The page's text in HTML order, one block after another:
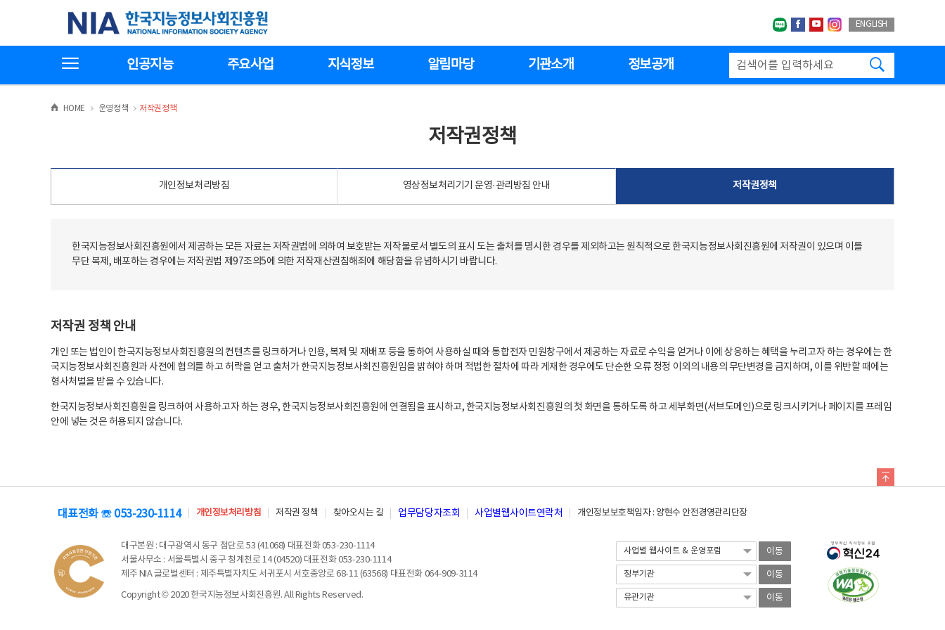
기
한국지능정보사회진흥원
네이버블로그
페이스북
유투브인스타그랩
ENGLISH
인공지능 주요사업 지식정보 알림마당 기관소개 정보공개
HOME >운영정책 >
저작권정책
저작권정책
개인정보처리방침 영상정보처리기기 운영·관리방침 안내 저작권정책
한국지능정보사회진흥원에서 제공하는 모든 자료는 저작권법에 의하여 보호받는 저작물로서 별도의 표시 도는 출처를 명시한 경우를 제외하고는 원칙적으로 한국지능정보사회진흥원에 저작권이 있으며 이를
무단 복제, 배포하는 경우에는 저작권법 제97조의5에 의한 저작재산권침해죄에 해당함을 유념하시기 바랍니다.
저작권 정책 안내
개인 또는 법인이 한국지능정보사회진흥원의 컨텐츠를 링크하거나 인용, 복제 및 재배포 등을 통하여 사용하실 때와 통합전자 민원창구에서 제공하는 자료로 수익을 얻거나 이에 상응하는 혜택을 누리고자 하는 경우에는 한
국지능정보사회진흥원과 사전에 협의를 하고 허락을 얻고 출처가 한국지능정보사회진흥원임을 밝혀야 하며 적법한 절차에 따라 게재한 경우에도 단순한 오류 정정 이외의 내용의 무단변경을 금지하며, 이를 위반할 때에는
형사처벌을 받을 수 있습니다.
한국지능정보사회진흥원을 링크하여 사용하고자 하는 경우, 한국지능정보사회진흥원에 연결됨을 표시하고, 한국지능정보사회진흥원의 첫 화면을 통하도록 하고 세부화면(서브도메인)으로 링크시키거나 페이지를 프레임
안에 넣는 것은 허용되지 않습니다.
대표전화 ☏ 053-230-1114 개인정보처리방침 저작권 정책 찾아오시는 길 업무담당자조회 사업별웹사이트연락처 개인정보보호책임자 : 양현수 안전경영관리단장
대구본원 : 대구광역시 동구 첨단로 53 (41068) 대표전화 053-230-1114
서울사무소 : 서울특별시 중구 청계천로 14 (04520) 대표전화 053-230-1114
제주 NIA 글로벌센터 : 제주특별자치도 서귀포시 서호중앙로 68-11 (63568) 대표전화 064-909-3114
Copyright © 2020 한국지능정보사회진흥원. All Rights Reserved.
이동
이동
이동